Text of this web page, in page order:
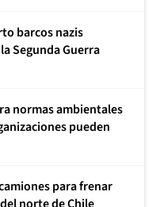
barcos nazis
Segunda Guerra
normas ambientales
pueden
para frenar